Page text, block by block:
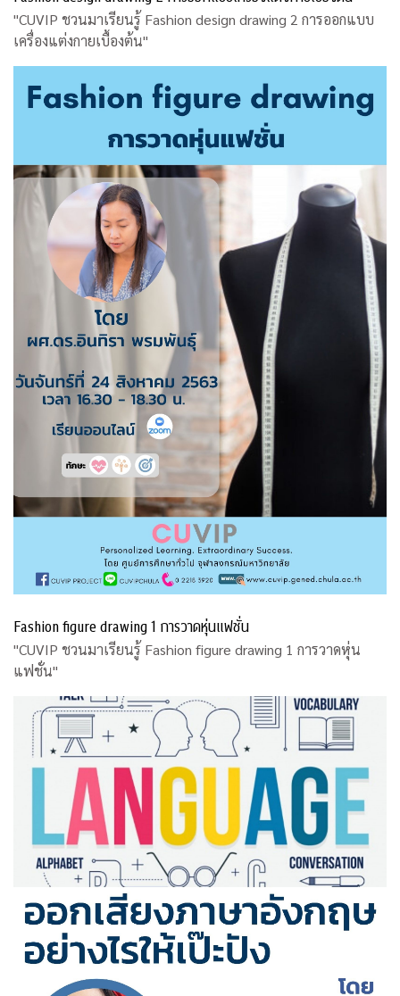
"CUVIP ชวนมาเรียนรู้ Fashion design drawing 2 การออกแบบ
เครื่องแต่งกายเบื้องต้น"
Fashion figure drawing 1 การวาดหุ่นแฟชั่น
"CUVIP ชวนมาเรียนรู้ Fashion figure drawing 1 การวาดหุ่น
แฟชั่น"